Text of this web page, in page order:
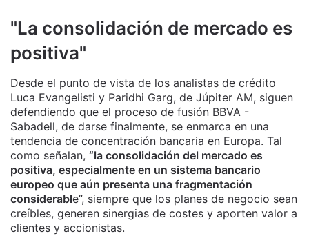
"La consolidación de mercado es
positiva"
Desde el punto de vista de los analistas de crédito
Luca Evangelisti y Paridhi Garg, de Júpiter AM, siguen
defendiendo que el proceso de fusión BBVA -
Sabadell, de darse finalmente, se enmarca en una
tendencia de concentración bancaria en Europa. Tal
como señalan, “la consolidación del mercado es
positiva, especialmente en un sistema bancario
europeo que aún presenta una fragmentación
considerable”, siempre que los planes de negocio sean
creíbles, generen sinergias de costes y aporten valor a
clientes y accionistas.